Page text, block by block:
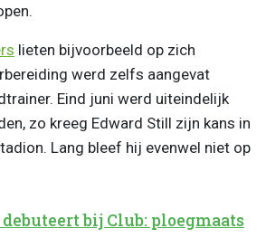
lieten bijvoorbeeld op zich
werd zelfs aangevat
Eind juni werd uiteindelijk
zo kreeg Edward Still zijn kans in
Lang bleef hij evenwel niet op
bij Club: ploegmaats